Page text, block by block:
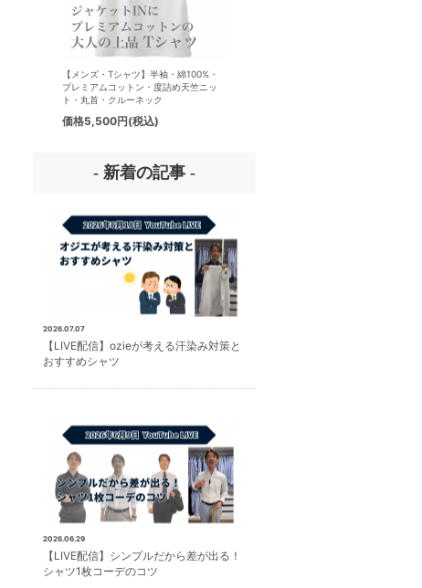
【メンズ・Tシャツ】半袖・綿100%・
プレミアムコットン・度詰め天竺ニッ
ト・丸首・クルーネック
価格5,500円(税込)
- 新着の記事 -
2026.07.07
【LIVE配信】ozieが考える汗染み対策と
おすすめシャツ
2026.06.29
【LIVE配信】シンプルだから差が出る！
シャツ1枚コーデのコツ